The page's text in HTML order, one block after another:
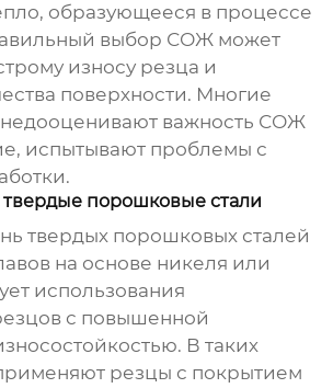
образующееся в процессе
выбор СОЖ может
износу резца и
поверхности. Многие
важность СОЖ
испытывают проблемы с
порошковые стали
твердых порошковых сталей
на основе никеля или
использования
с повышенной
В таких
резцы с покрытием